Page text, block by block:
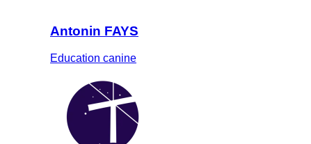
Antonin FAYS
Education canine